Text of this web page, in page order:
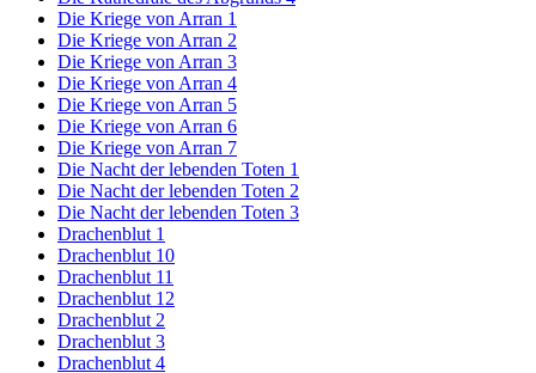
Die Kriege von Arran 1
Die Kriege von Arran 2
Die Kriege von Arran 3
Die Kriege von Arran 4
Die Kriege von Arran 5
Die Kriege von Arran 6
Die Kriege von Arran 7
Die Nacht der lebenden Toten 1
Die Nacht der lebenden Toten 2
Die Nacht der lebenden Toten 3
Drachenblut 1
Drachenblut 10
Drachenblut 11
Drachenblut 12
Drachenblut 2
Drachenblut 3
Drachenblut 4